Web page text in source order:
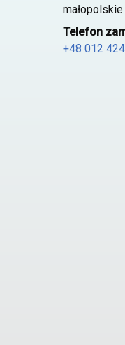
małopolskie
Telefon
+48 012